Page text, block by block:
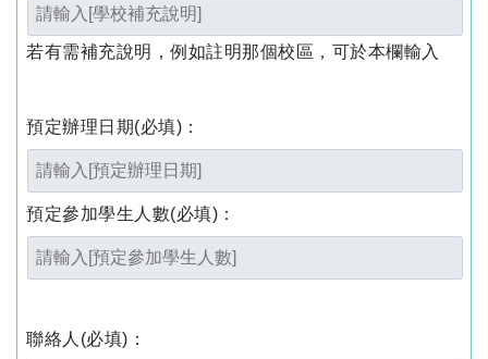
若有需補充說明，例如註明那個校區，可於本欄輸入
預定辦理日期(必填) ：
預定參加學生人數(必填) ：
聯絡人 (必填) ：